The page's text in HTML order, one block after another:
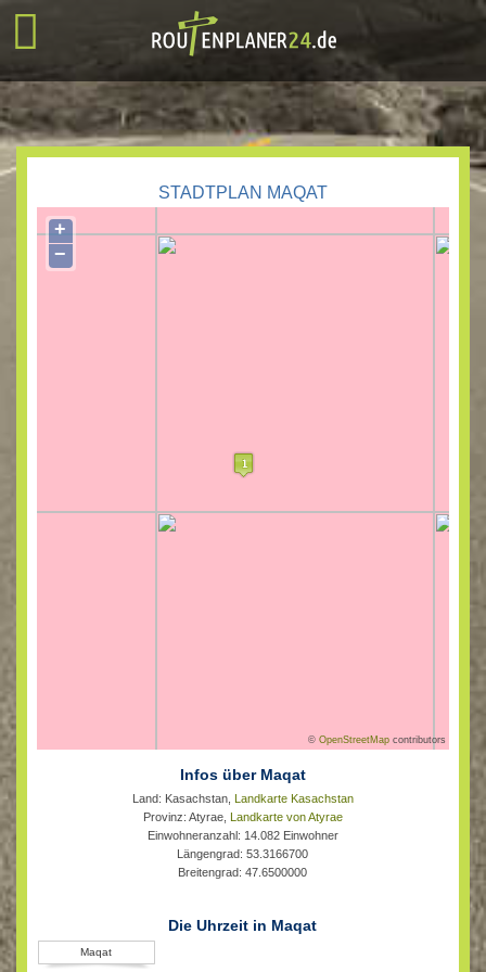
STADTPLAN MAQAT
+
−
©OpenStreetMap contributors
Infos über Maqat
Land: Kasachstan, Landkarte Kasachstan
Provinz: Atyrae, Landkarte von Atyrae
Einwohneranzahl: 14.082 Einwohner
Längengrad: 53.3166700
Breitengrad: 47.6500000
Die Uhrzeit in Maqat
Maqat